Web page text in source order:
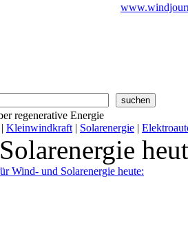
regenerative Energie
| Kleinwindkraft | Solarenergie |
Wind- und Solarenergie heute: